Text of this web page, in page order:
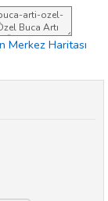
Merkez Haritası